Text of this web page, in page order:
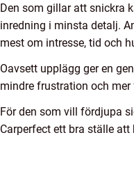
Den som gillar att snickra
inredning i minsta detalj.
mest om intresse, tid och
Oavsett upplägg ger en
mindre frustration och
För den som vill fördjupa
Carperfect ett bra ställe